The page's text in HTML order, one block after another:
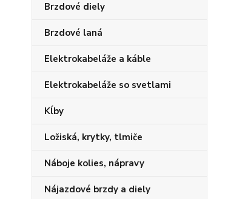
Brzdové diely
Brzdové laná
Elektrokabeláže a káble
Elektrokabeláže so svetlami
Kĺby
Ložiská, krytky, tlmiče
Náboje kolies, nápravy
Nájazdové brzdy a diely